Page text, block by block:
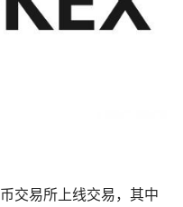
交易所上线交易，其中